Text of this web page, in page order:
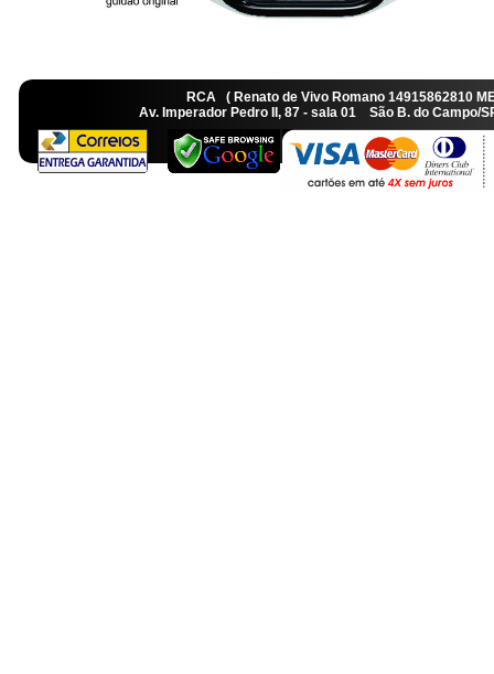
RCA ( Renato de Vivo Romano
Av. Imperador Pedro II, 87 - sala 01 São B. do